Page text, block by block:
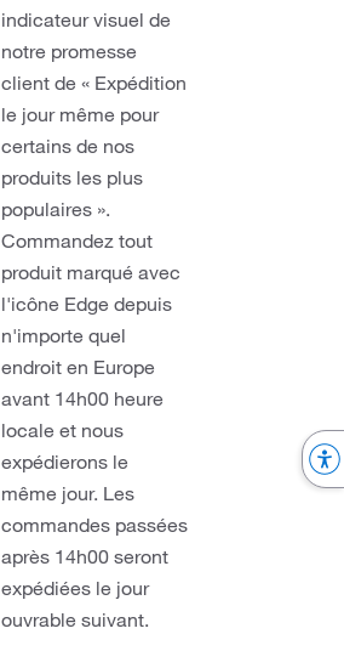
indicateur visuel de
notre promesse
client de « Expédition
le jour même pour
certains de nos
produits les plus
populaires ».
Commandez tout
produit marqué avec
l'icône Edge depuis
n'importe quel
endroit en Europe
avant 14h00 heure
locale et nous
expédierons le
même jour. Les
commandes passées
après 14h00 seront
expédiées le jour
ouvrable suivant.